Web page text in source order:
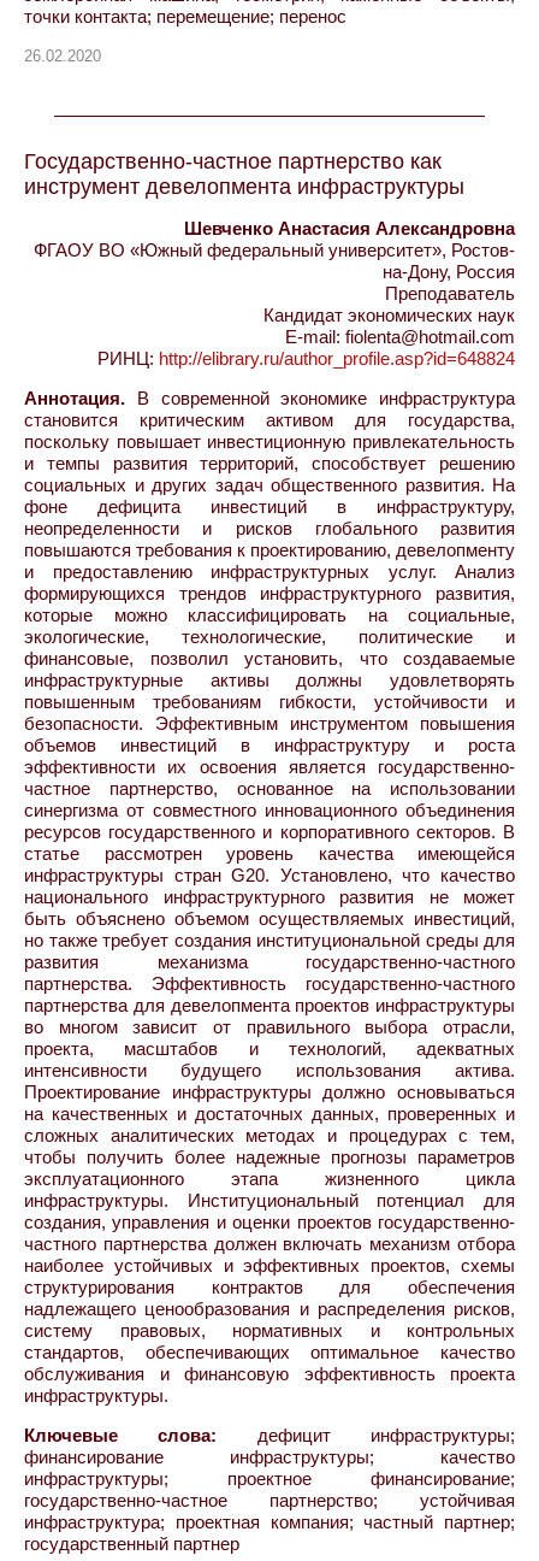
точки контакта; перемещение; перенос
26.02.2020
Государственно-частное партнерство как
инструмент девелопмента инфраструктуры
Шевченко Анастасия Александровна
ФГАОУ ВО «Южный федеральный университет», Ростов-
на-Дону, Россия
Преподаватель
Кандидат экономических наук
E-mail: fiolenta@hotmail.com
РИНЦ: http://elibrary.ru/author_profile.asp?id=648824
Аннотация. В современной экономике инфраструктура
становится критическим активом для государства,
поскольку повышает инвестиционную привлекательность
и темпы развития территорий, способствует решению
социальных и других задач общественного развития. На
фоне дефицита инвестиций в инфраструктуру,
неопределенности и рисков глобального развития
повышаются требования к проектированию, девелопменту
и предоставлению инфраструктурных услуг. Анализ
формирующихся трендов инфраструктурного развития,
которые можно классифицировать на социальные,
экологические, технологические, политические и
финансовые, позволил установить, что создаваемые
инфраструктурные активы должны удовлетворять
повышенным требованиям гибкости, устойчивости и
безопасности. Эффективным инструментом повышения
объемов инвестиций в инфраструктуру и роста
эффективности их освоения является государственно-
частное партнерство, основанное на использовании
синергизма от совместного инновационного объединения
ресурсов государственного и корпоративного секторов. В
статье рассмотрен уровень качества имеющейся
инфраструктуры стран G20. Установлено, что качество
национального инфраструктурного развития не может
быть объяснено объемом осуществляемых инвестиций,
но также требует создания институциональной среды для
развития механизма государственно-частного
партнерства. Эффективность государственно-частного
партнерства для девелопмента проектов инфраструктуры
во многом зависит от правильного выбора отрасли,
проекта, масштабов и технологий, адекватных
интенсивности будущего использования актива.
Проектирование инфраструктуры должно основываться
на качественных и достаточных данных, проверенных и
сложных аналитических методах и процедурах с тем,
чтобы получить более надежные прогнозы параметров
эксплуатационного этапа жизненного цикла
инфраструктуры. Институциональный потенциал для
создания, управления и оценки проектов государственно-
частного партнерства должен включать механизм отбора
наиболее устойчивых и эффективных проектов, схемы
структурирования контрактов для обеспечения
надлежащего ценообразования и распределения рисков,
систему правовых, нормативных и контрольных
стандартов, обеспечивающих оптимальное качество
обслуживания и финансовую эффективность проекта
инфраструктуры.
Ключевые слова: дефицит инфраструктуры;
финансирование инфраструктуры; качество
инфраструктуры; проектное финансирование;
государственно-частное партнерство; устойчивая
инфраструктура; проектная компания; частный партнер;
государственный партнер